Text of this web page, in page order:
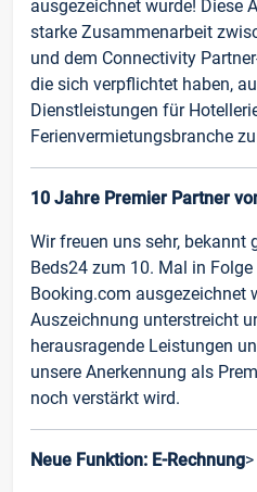
ausgezeichnet wurde! Diese
starke Zusammenarbeit
und dem Connectivity
die sich verpflichtet haben,
Dienstleistungen für
Ferienvermietungsbranche
10 Jahre Premier Partner
Wir freuen uns sehr, bekannt
Beds24 zum 10. Mal in
Booking.com ausgezeichnet
Auszeichnung unterstreicht
herausragende Leistungen
unsere Anerkennung als
noch verstärkt wird.
Neue Funktion: E-Rechnung>